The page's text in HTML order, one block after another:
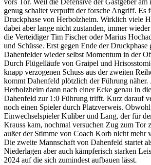
vors Tor. Weil die Defensive der Gastgeber am
genug schaltet verpufft der forsche Angriff. Es
Druckphase von Herbolzheim. Wirklich viele
dabei aber lange nicht zustanden, immer
die Verteidiger Tim Fischer oder Marius
und Schüsse. Erst gegen Ende der Druckphase
Dahenfelder wieder selbst Momentum in der
Durch Flügelläufe von Graipel und
knapp verzogenen Schuss aus der zweiten
kommt Dahenfeld plötzlich der Führung näher.
Herbolzheim dann nach einer Ecke genau in
Dahenfeld zur 1:0 Führung trifft. Kurz darauf
noch einen Spieler durch Platzverweis.
Einwechselspieler Kuliber und Lang, der für
Krauss kam, nochmal versuchen Zug zum Tor
außer der Stimme von Coach Korb nicht mehr
Die zweite Mannschaft von Dahenfeld startet
Niederlagen aber auch kämpferisch starken
2024 auf die sich zumindest aufbauen lässt.